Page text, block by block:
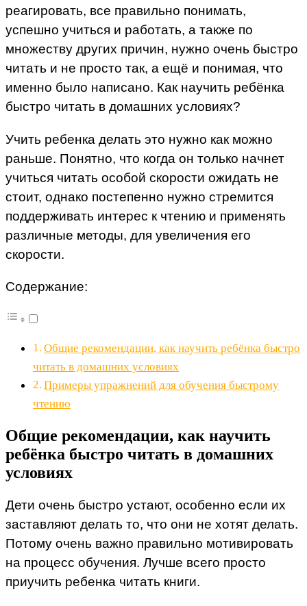
реагировать, все правильно понимать,
успешно учиться и работать, а также по
множеству других причин, нужно очень быстро
читать и не просто так, а ещё и понимая, что
именно было написано. Как научить ребёнка
быстро читать в домашних условиях?
Учить ребенка делать это нужно как можно
раньше. Понятно, что когда он только начнет
учиться читать особой скорости ожидать не
стоит, однако постепенно нужно стремится
поддерживать интерес к чтению и применять
различные методы, для увеличения его
скорости.
Содержание:
Общие рекомендации, как научить ребёнка быстро
читать в домашних условиях
Примеры упражнений для обучения быстрому
чтению
Общие рекомендации, как научить
ребёнка быстро читать в домашних
условиях
Дети очень быстро устают, особенно если их
заставляют делать то, что они не хотят делать.
Потому очень важно правильно мотивировать
на процесс обучения. Лучше всего просто
приучить ребенка читать книги.